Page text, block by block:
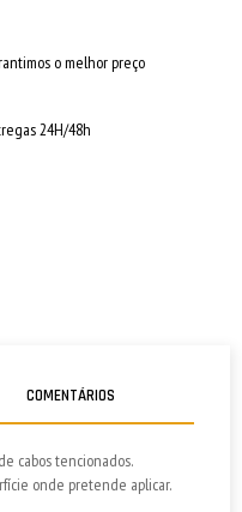
o melhor preço
24H/48h
COMENTÁRIOS
cabos tencionados.
onde pretende aplicar.